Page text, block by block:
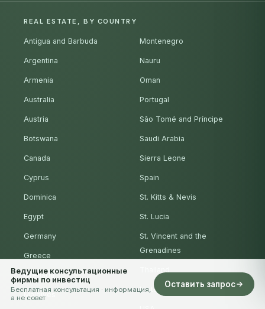
Ведущие консультационные
фирмы по инвестиц
Бесплатная консультация · информация,
а не совет
Оставить запрос
REAL ESTATE, BY COUNTRY
Antigua and Barbuda
Argentina
Armenia
Australia
Austria
Botswana
Canada
Cyprus
Dominica
Egypt
Germany
Greece
Grenada
Maldives
Montenegro
Nauru
Oman
Portugal
São Tomé and Príncipe
Saudi Arabia
Sierra Leone
Spain
St. Kitts & Nevis
St. Lucia
St. Vincent and the
Grenadines
United Arab Emirates